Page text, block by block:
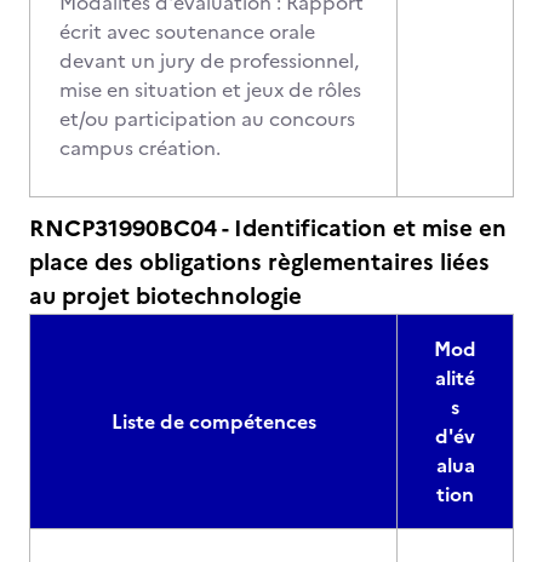
écrit avec soutenance orale
devant un jury de professionnel,
mise en situation et jeux de rôles
et/ou participation au concours
campus création.
RNCP31990BC04 - Identification et mise en
place des obligations règlementaires liées
au projet biotechnologie
Liste de compétences
Mod
alité
s
d'év
alua
tion